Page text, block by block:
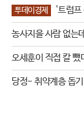
투데이경제
'트럼프
선 되나?
농사지을 사람 없는
오세훈이 직접 칼
전체 착공 대못
당정- 취약계층